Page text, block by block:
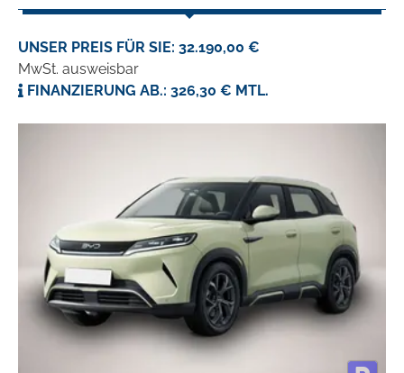
UNSER PREIS FÜR SIE: 32.190,00 €
MwSt. ausweisbar
FINANZIERUNG AB.: 326,30 € MTL.